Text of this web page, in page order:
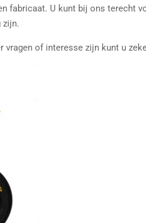
fabricaat. U kunt bij ons terecht
zijn.
of interesse zijn kunt u